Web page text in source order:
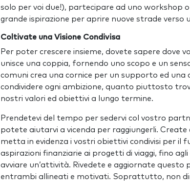
solo per voi due!), partecipare ad uno workshop
grande ispirazione per aprire nuove strade verso
Coltivate una Visione Condivisa
Per poter crescere insieme, dovete sapere dove
unisce una coppia, fornendo uno scopo e un
comuni crea una cornice per un supporto ed una
condividere ogni ambizione, quanto piuttosto
nostri valori ed obiettivi a lungo termine.
Prendetevi del tempo per sedervi col vostro
potete aiutarvi a vicenda per raggiungerli.
metta in evidenza i vostri obiettivi condivisi per il
aspirazioni finanziarie ai progetti di viaggi, fino
avviare un’attività. Rivedete e aggiornate questo
entrambi allineati e motivati. Soprattutto, non